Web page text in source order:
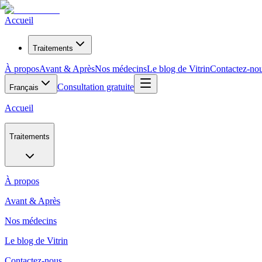
Accueil
Traitements
À proposAvant & AprèsNos médecinsLe blog de VitrinContactez-
Français Consultation gratuite
Accueil
Traitements
À propos
Avant & Après
Nos médecins
Le blog de Vitrin